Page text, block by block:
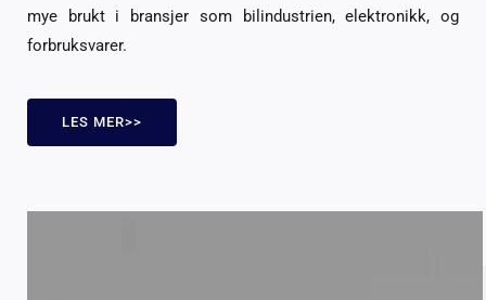
mye brukt i bransjer som bilindustrien, elektronikk, og
forbruksvarer.
LES MER>>